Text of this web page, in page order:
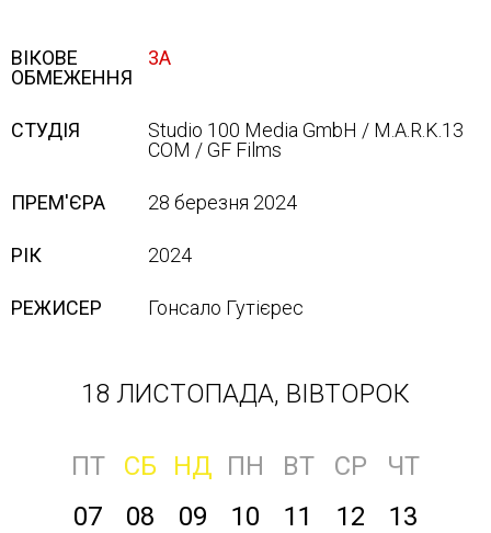
ВІКОВЕ
ОБМЕЖЕННЯ
3А
СТУДІЯ
Studio 100 Media GmbH / M.A.R.K.13
COM / GF Films
ПРЕМ'ЄРА 28 березня 2024
РІК 2024
РЕЖИСЕР Гонсало Гутієрес
18 ЛИСТОПАДА, ВІВТОРОК
ПТ СБ НД ПН ВТ СР
ЧТ
07
08 09 10 11 12 13